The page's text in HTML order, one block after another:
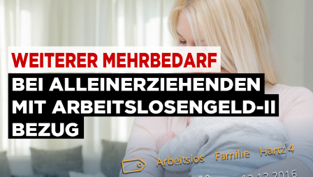
Arbeitslos Familie Hartz 4